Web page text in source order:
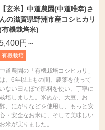
【玄米】中道農園(中道唯幸)さ
んの滋賀県野洲市産コシヒカリ
(有機栽培米)
5,400円～
有機栽培
中道農園の「有機栽培コシヒカリ」
は、6年以上もの間、農薬を使って
いない田んぼで肥料を使い、丁寧に
栽培しました。米ぬか、大豆、お
酢、にがりなどを使用し、もっと安
心・安全なお米に、そして美味しい
お米が実りました。